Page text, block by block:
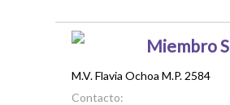
Miembro
M.V. Flavia Ochoa M.P. 2584
Contacto: